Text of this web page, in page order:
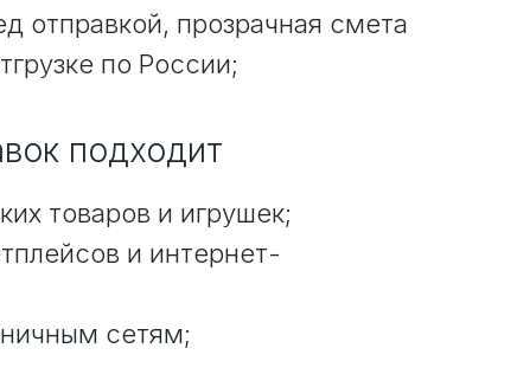
отправкой, прозрачная смета
по России;
подходит
товаров и игрушек;
и интернет-
сетям;